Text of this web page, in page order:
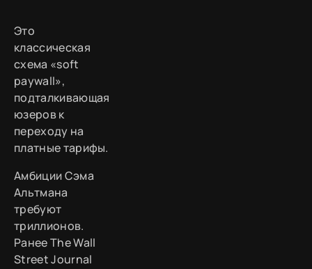
Это
классическая
схема «soft
paywall»,
подталкивающая
юзеров к
переходу на
платные тарифы.
Амбиции Сэма
Альтмана
требуют
триллионов.
Ранее The Wall
Street Journal